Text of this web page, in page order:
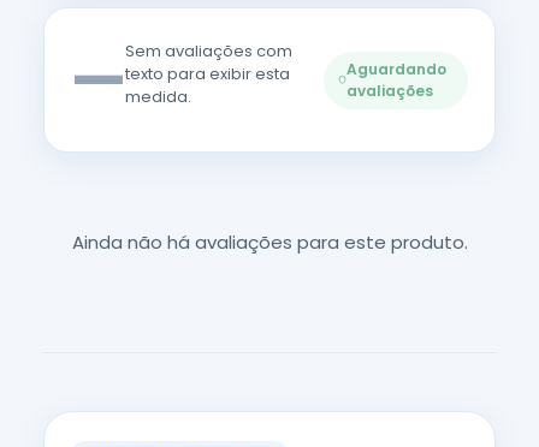
—Sem avaliações com
texto para exibir esta
medida.
Aguardando
avaliações
Ainda não há avaliações para este produto.